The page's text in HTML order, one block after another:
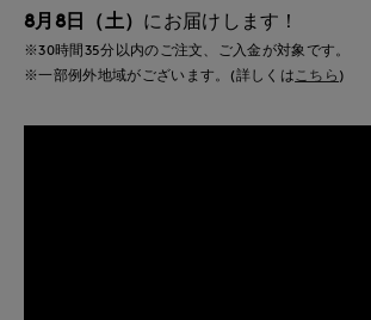
8月8日（土） にお届けします！
※30時間35分以内のご注文、ご入金が対象です。
※一部例外地域がございます。(詳しくは こちら )